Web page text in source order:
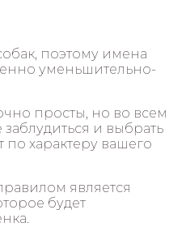
поэтому имена
уменьшительно-
просты, но во всем
и выбрать
по характеру вашего
является
будет